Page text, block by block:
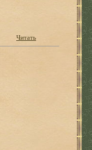
Читать